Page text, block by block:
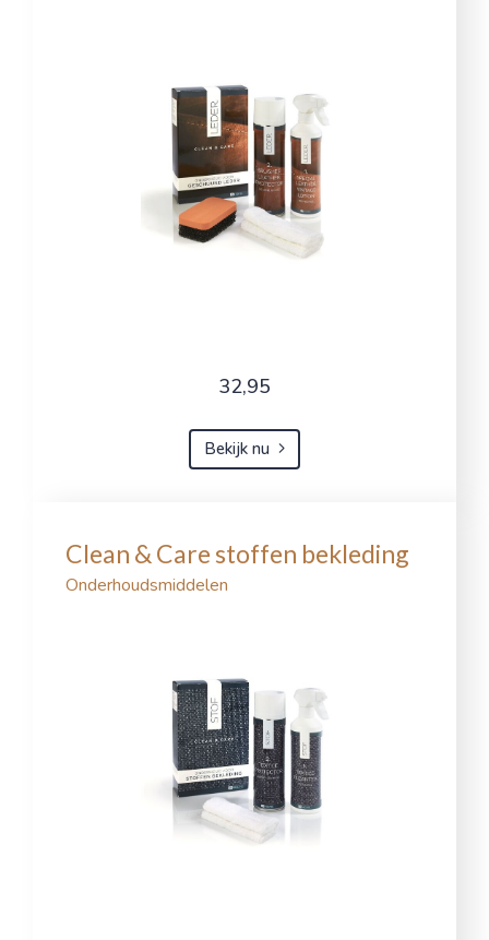
32,95
Bekijk nu
Clean & Care stoffen bekleding
Onderhoudsmiddelen